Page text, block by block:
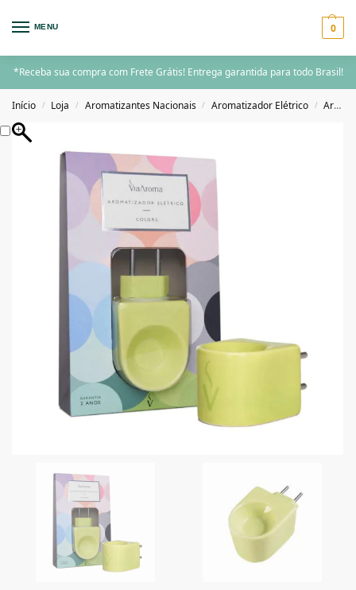
MENU 0
*Receba sua compra com Frete Grátis! Entrega garantida para todo Brasil!
Início / Loja / Aromatizantes Nacionais / Aromatizador Elétrico / Aromatizador Elétrico Individual